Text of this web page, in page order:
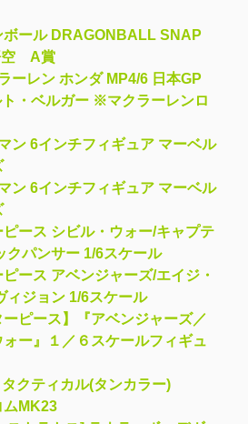
ール DRAGONBALL SNAP
空 A賞
ーレン ホンダ MP4/6 日本GP
・ベルガー ※マクラーレンロ
ン 6インチフィギュア マーベル
ン 6インチフィギュア マーベル
ース シビル・ウォー/キャプテ
クパンサー 1/6スケール
ース アベンジャーズ/エイジ・
ィジョン 1/6スケール
ーピース】『アベンジャーズ／
ー』１／６スケールフィギュ
クティカル(タンカラー)
MK23